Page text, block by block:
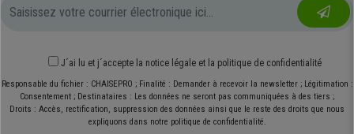
J´ai lu et j´accepte la notice légale et la politique de confidentialité
Responsable du fichier : CHAISEPRO ; Finalité : Demander à recevoir la newsletter ; Légitimation :
Consentement ; Destinataires : Les données ne seront pas communiquées à des tiers ;
Droits : Accès, rectification, suppression des données ainsi que le reste des droits que nous
expliquons dans notre politique de confidentialité.